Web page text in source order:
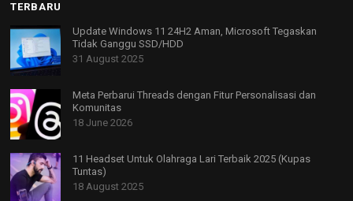
TERBARU
Update Windows 11 24H2 Aman, Microsoft Tegaskan
Tidak Ganggu SSD/HDD
31 August 2025
Meta Perbarui Threads dengan Fitur Personalisasi dan
Komunitas
18 June 2026
11 Headset Untuk Olahraga Lari Terbaik 2025 (Kupas
Tuntas)
18 August 2025